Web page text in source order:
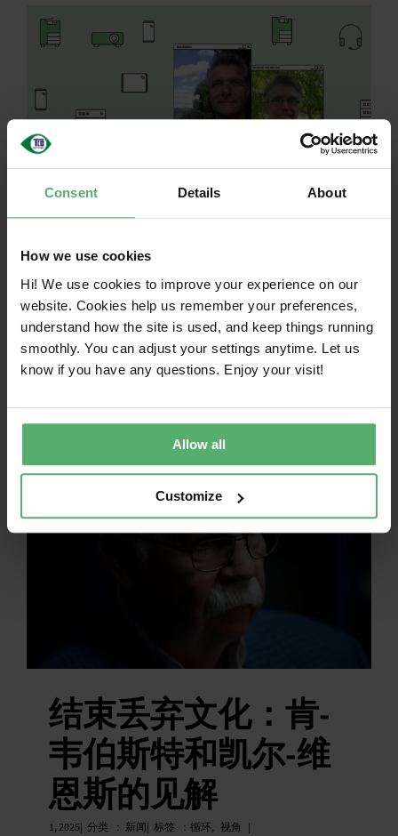
Consent Details About
How we use cookies
Hi! We use cookies to improve your experience on our
website. Cookies help us remember your preferences,
understand how the site is used, and keep things running
smoothly. You can adjust your settings anytime. Let us
know if you have any questions. Enjoy your visit!
Allow all
Customize
荷兰银行通过更智
能的采购降低气候
排放
23, 2025| 分类 ：新闻| 标签 ：
荷兰银行采取以数据为驱动、以行动为导
向的方法来减少气候排放，而采购就是其
中一个重要工具。
结束丢弃文化：肯-
韦伯斯特和凯尔-维
恩斯的见解
1, 2025| 分类 ： 新闻| 标签 ： 循环, 视角 |